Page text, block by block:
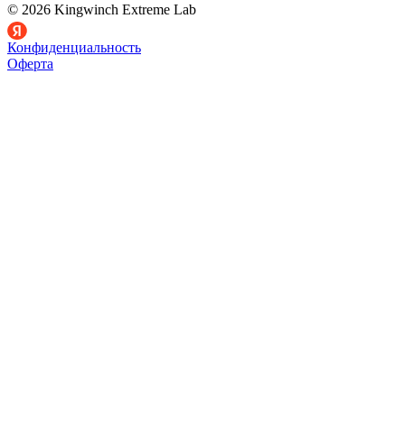
© 2026 Kingwinch Extreme Lab
Конфиденциальность
Оферта